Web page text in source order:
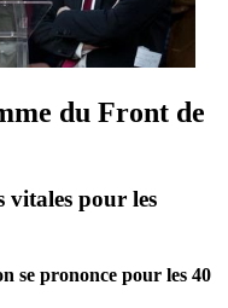
du Front de
vitales pour les
se prononce pour les 40